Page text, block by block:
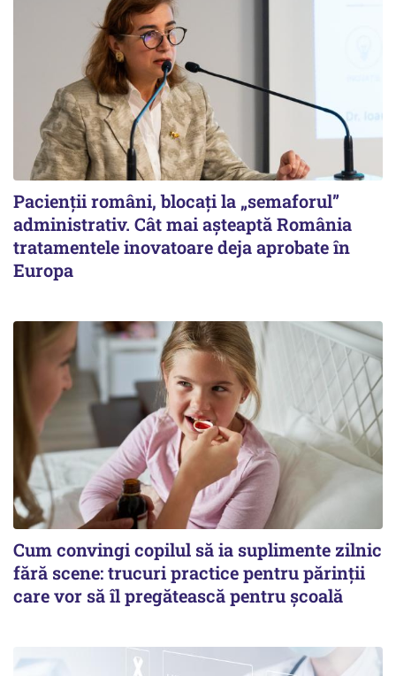
Pacienții români, blocați la „semaforul”
administrativ. Cât mai așteaptă România
tratamentele inovatoare deja aprobate în
Europa
Cum convingi copilul să ia suplimente zilnic
fără scene: trucuri practice pentru părinții
care vor să îl pregătească pentru școală